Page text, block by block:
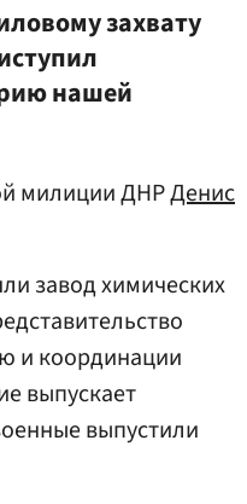
захвату
нашей
милиции ДНРДенис
завод химических
и координации
выпускает
выпустили